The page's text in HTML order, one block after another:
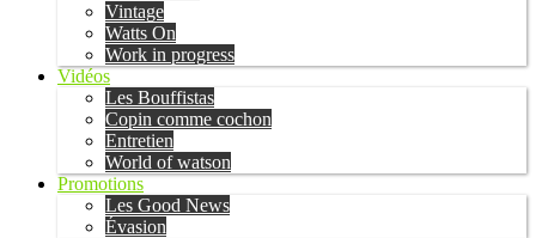
Vintage
Watts On
Work in progress
Vidéos
Les Bouffistas
Copin comme cochon
Entretien
World of watson
Promotions
Les Good News
Évasion